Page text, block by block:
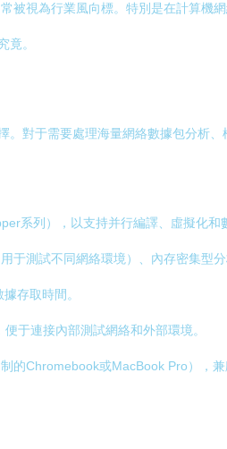
被視為行業風向標。特別是在計算機
竟。
。對于需要處理海量網絡數據包分析
系列），以支持并行編譯、虛擬化和
于測試不同網絡環境）、內存密集型分
存取時間。
于連接內部測試網絡和外部環境。
的Chromebook或MacBook Pro），兼